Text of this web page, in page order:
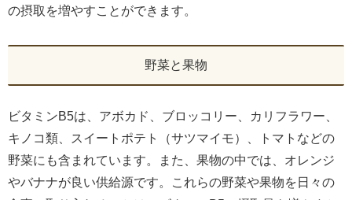
の摂取を増やすことができます。
野菜と果物
ビタミンB5は、アボカド、ブロッコリー、カリフラワー、
キノコ類、スイートポテト（サツマイモ）、トマトなどの
野菜にも含まれています。また、果物の中では、オレンジ
やバナナが良い供給源です。これらの野菜や果物を日々の